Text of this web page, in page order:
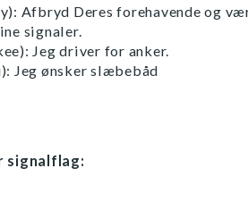
Afbryd Deres forehavende og
signaler.
Jeg driver for anker.
Jeg ønsker slæbebåd
signalflag: